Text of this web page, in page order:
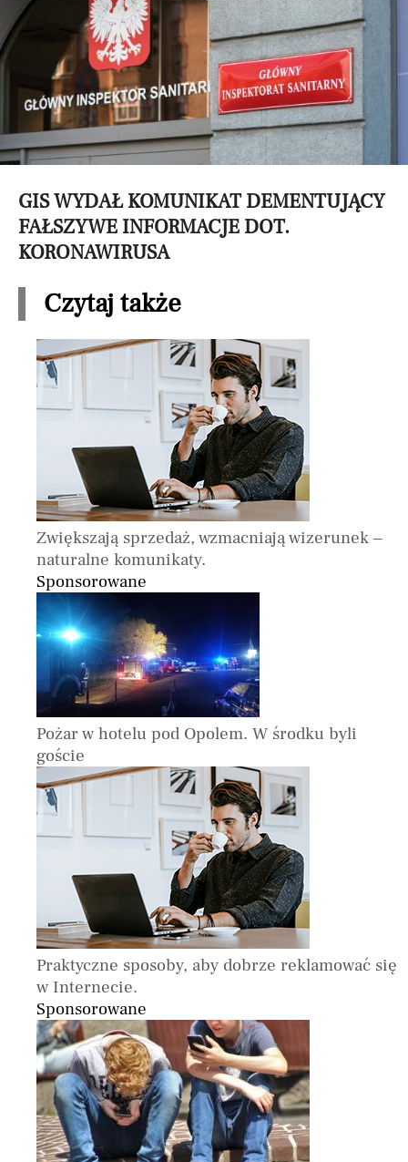
GIS WYDAŁ KOMUNIKAT DEMENTUJĄCY
FAŁSZYWE INFORMACJE DOT.
KORONAWIRUSA
Czytaj także
Zwiększają sprzedaż, wzmacniają wizerunek –
naturalne komunikaty.
Sponsorowane
Pożar w hotelu pod Opolem. W środku byli
goście
Praktyczne sposoby, aby dobrze reklamować się
w Internecie.
Sponsorowane